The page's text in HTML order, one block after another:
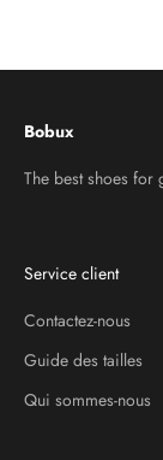
Bobux
The best shoes for
Service client
Contactez-nous
Guide des tailles
Qui sommes-nous